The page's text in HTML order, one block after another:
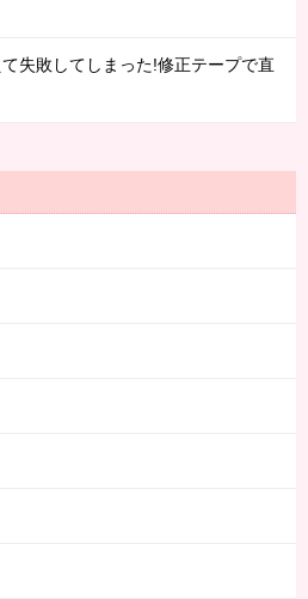
失敗してしまった!修正テープで直